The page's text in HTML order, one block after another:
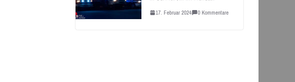
17. Februar 2024 0 Kommentare